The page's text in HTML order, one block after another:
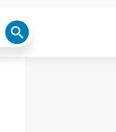
Search
Button